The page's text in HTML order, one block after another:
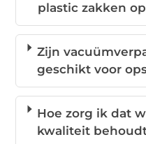
plastic zakken
Zijn
geschikt voor
Hoe zorg ik dat
kwaliteit